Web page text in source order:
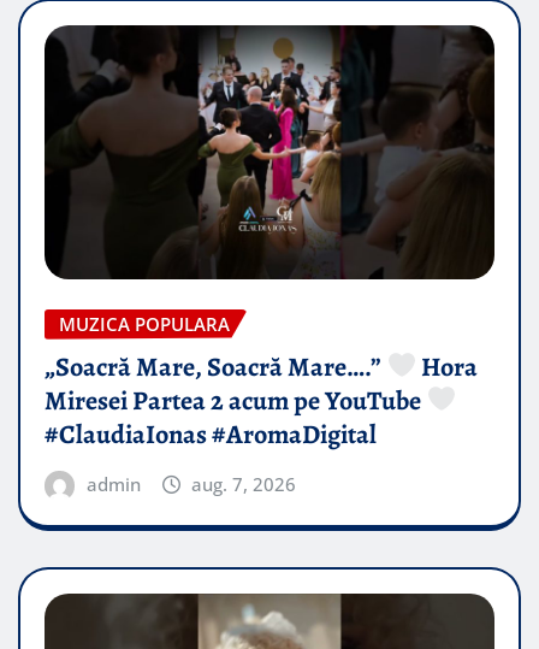
MUZICA POPULARA
„Soacră Mare, Soacră Mare….”
Hora
Miresei Partea 2 acum pe YouTube
#ClaudiaIonas #AromaDigital
admin aug. 7, 2026